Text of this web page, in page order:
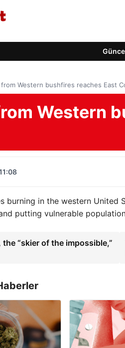
from Western bushfires reaches East
Western
burning in the western United
putting vulnerable
“skier of the impossible,”